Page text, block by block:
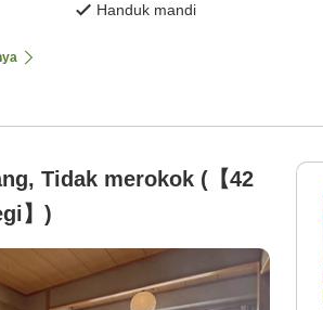
Handuk mandi
Tidak merokok (【42
】)